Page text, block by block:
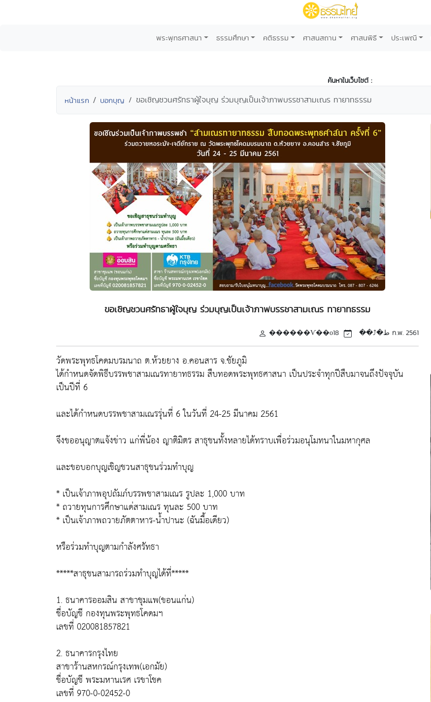
พระพุทธศาสนา ธรรมศึกษา คติธรรม ศาสนสถาน ศาสนพิธี ประเพณี
ค้นหาในเว็บไซต์ :
หน้าแรก บอกบุญ ขอเชิญชวนศรัทธาผู้ใจบุญ ร่วมบุญเป็นเจ้าภาพบรรชาสามเณร ทายาทธรรม
ขอเชิญชวนศรัทธาผู้ใจบุญ ร่วมบุญเป็นเจ้าภาพบรรชาสามเณร ทายาทธรรม
������Ѵ��оط�⤴�� 18 ก.พ. 2561
วัดพระพุทธโคดมบรมนาถ ต.ห้วยยาง อ.คอนสาร จ.ชัยภูมิ
ได้กำหนดจัดพิธีบรรพชาสามเณรทายาทธรรม สืบทอดพระพุทธศาสนา เป็นประจำทุกปีสืบมาจนถึงปัจจุบัน
เป็นปีที่ 6
และได้กำหนดบรรพชาสามเณรรุ่นที่ 6 ในวันที่ 24-25 มีนาคม 2561
จึงขออนุญาตแจ้งข่าว แก่พี่น้อง ญาติมิตร สาธุชนทั้งหลายได้ทราบเพื่อร่วมอนุโมทนาในมหากุศล
และขอบอกบุญเชิญชวนสาธุชนร่วมทำบุญ
* เป็นเจ้าภาพอุปถัมภ์บรรพชาสามเณร รูปละ 1,000 บาท
* ถวายทุนการศึกษาแด่สามเณร ทุนละ 500 บาท
* เป็นเจ้าภาพถวายภัตตาหาร-น้ำปานะ (ฉันมื้อเดียว)
หรือร่วมทำบุญตามกำลังศรัทธา
*****สาธุชนสามารถร่วมทำบุญได้ที่*****
1. ธนาคารออมสิน สาขาชุมแพ(ขอนแก่น)
ชื่อบัญชี กองทุนพระพุทธโคดมฯ
เลขที่ 020081857821
2. ธนาคารกรุงไทย
สาขาร้านสหกรณ์กรุงเทพ(เอกมัย)
ชื่อบัญชี พระมหานเรศ เรขาโชค
เลขที่ 970-0-02452-0